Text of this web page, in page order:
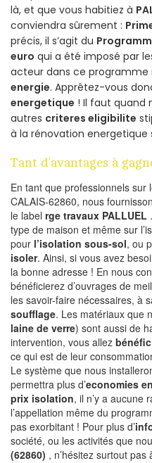
là, et que vous habitiez à
conviendra sûrement :
précis, il s’agit du
euro qui a été imposé par
acteur dans ce programme
energie. Apprêtez-vous
energetique ! Il faut quand
autres criteres eligibilite
à la rénovation energetique
Tant d’avantages à
En tant que professionnels sur
CALAIS-62860, nous
le label rge travaux PALLUEL
type de maison et même sur
pour l’isolation sous-sol, ou
isoler. Ainsi, si vous avez
la bonne adresse ! En nous
bénéficierez d’ouvrages de
les savoir-faire nécessaires, à
soufflage. Les matériaux que
laine de verre) sont aussi de
intervention, vous allez
ce qui est de leur
Le système que nous
permettra plus d’economies
prix isolation, il n’y a aucune
l’appellation même du
pas exorbitant ! Pour plus d’
société, ou les activités que
(62860) , n’hésitez surtout